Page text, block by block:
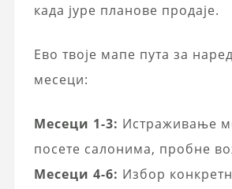
када јуре планове продаје.
Ево твоје мапе пута за
месеци:
Месеци 1-3: Истраживање
посете салонима, пробне
Месеци 4-6: Избор